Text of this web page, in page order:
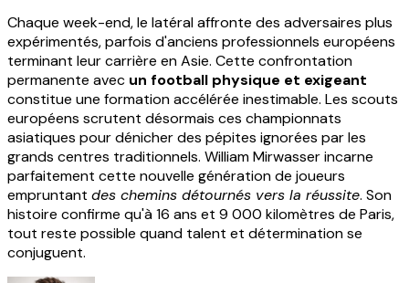
Chaque week-end, le latéral affronte des adversaires plus
expérimentés, parfois d'anciens professionnels européens
terminant leur carrière en Asie. Cette confrontation
permanente avec un football physique et exigeant
constitue une formation accélérée inestimable. Les scouts
européens scrutent désormais ces championnats
asiatiques pour dénicher des pépites ignorées par les
grands centres traditionnels. William Mirwasser incarne
parfaitement cette nouvelle génération de joueurs
empruntant des chemins détournés vers la réussite. Son
histoire confirme qu'à 16 ans et 9 000 kilomètres de Paris,
tout reste possible quand talent et détermination se
conjuguent.